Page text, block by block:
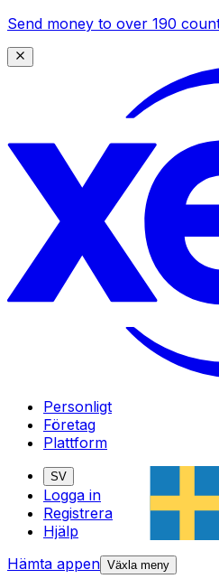
Send money to over 190
Personligt
Företag
Plattform
SV
Logga in
Registrera
Hjälp
Hämta appen Växla meny